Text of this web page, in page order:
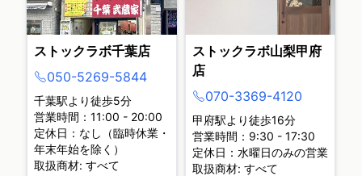
ストックラボ千葉店
050-5269-5844
千葉駅より徒歩5分
営業時間：11:00 - 20:00
定休日：なし（臨時休業・
年末年始を除く）
取扱商材: すべて
ストックラボ山梨甲府
店
070-3369-4120
甲府駅より徒歩16分
営業時間：9:30 - 17:30
定休日：水曜日のみの営業
取扱商材: すべて